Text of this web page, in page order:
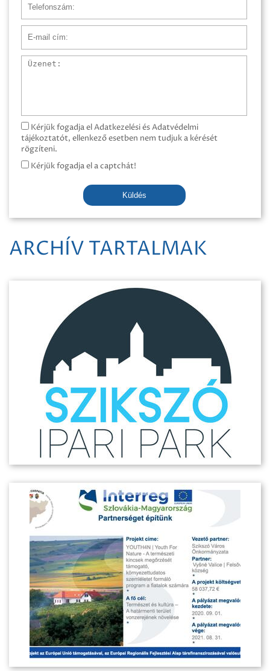
E-mail cím
Üzenet
Kérjük fogadja el Adatkezelési és Adatvédelmi
tájékoztatót, ellenkező esetben nem tudjuk a kérését
rögzíteni.
Kérjük fogadja el a captchát!
Küldés
ARCHÍV TARTALMAK